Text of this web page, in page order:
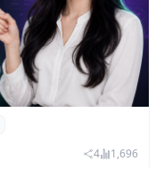
인스타 등 6개
4 1,696